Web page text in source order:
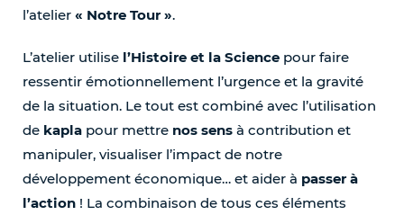
l’atelier « Notre Tour ».
L’atelier utilise l’Histoire et la Science pour faire
ressentir émotionnellement l’urgence et la gravité
de la situation. Le tout est combiné avec l’utilisation
de kapla pour mettre nos sens à contribution et
manipuler, visualiser l’impact de notre
développement économique… et aider à passer à
l’action ! La combinaison de tous ces éléments